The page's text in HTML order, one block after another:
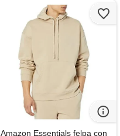
Amazon Essentials felpa con